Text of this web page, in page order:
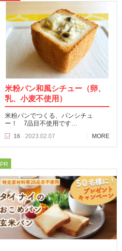
米粉パン和風シチュー（卵、
乳、小麦不使用）
米粉パンでつくる、パンシチュ
ー！ 7品目不使用です…
16 2023.02.07 MORE
PR